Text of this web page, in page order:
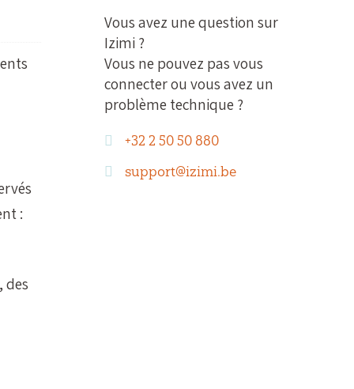
:
des
Vous avez une question sur
Izimi ?
Vous ne pouvez pas vous
connecter ou vous avez un
problème technique ?
+32 2 50 50 880
support@izimi.be